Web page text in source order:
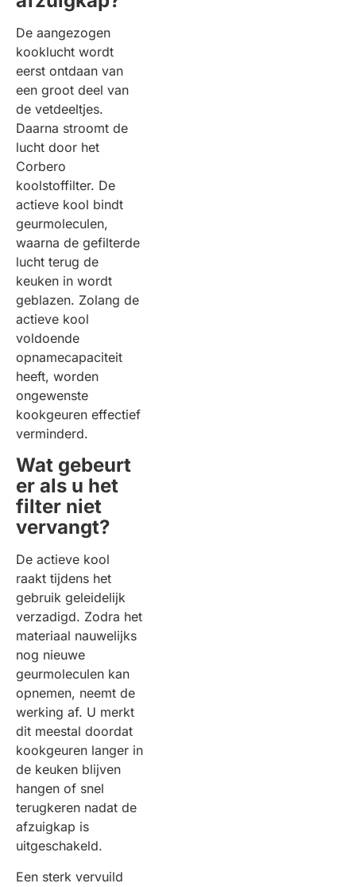
De aangezogen
kooklucht wordt
eerst ontdaan van
een groot deel van
de vetdeeltjes.
Daarna stroomt de
lucht door het
Corbero
koolstoffilter. De
actieve kool bindt
geurmoleculen,
waarna de gefilterde
lucht terug de
keuken in wordt
geblazen. Zolang de
actieve kool
voldoende
opnamecapaciteit
heeft, worden
ongewenste
kookgeuren effectief
verminderd.
Wat gebeurt
er als u het
filter niet
vervangt?
De actieve kool
raakt tijdens het
gebruik geleidelijk
verzadigd. Zodra het
materiaal nauwelijks
nog nieuwe
geurmoleculen kan
opnemen, neemt de
werking af. U merkt
dit meestal doordat
kookgeuren langer in
de keuken blijven
hangen of snel
terugkeren nadat de
afzuigkap is
uitgeschakeld.
Een sterk vervuild